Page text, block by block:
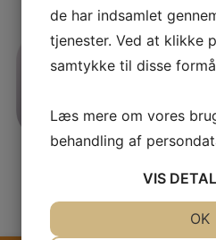
de har indsamlet
tjenester. Ved at klikke
samtykke til disse
Læs mere om vores
behandling af
VIS
OK